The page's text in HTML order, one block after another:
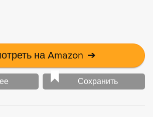
улучшить свои собственные
- или избавиться от вредных
положительного подкрепления.
на Amazon ➔
Сохранить